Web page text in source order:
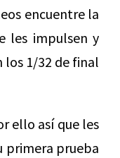
encuentre la
les impulsen y
los 1/32 de final
ello así que les
primera prueba